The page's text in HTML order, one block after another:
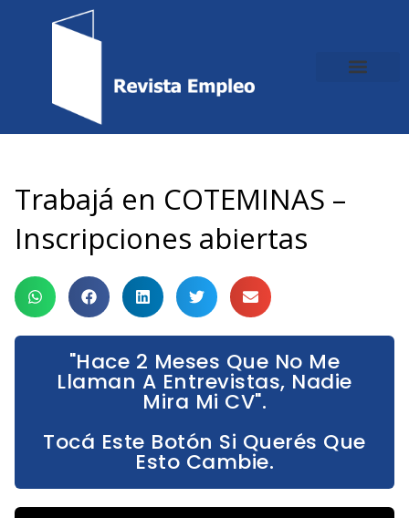
Trabajá en COTEMINAS –
Inscripciones abiertas
"Hace 2 Meses Que No Me
Llaman A Entrevistas, Nadie
Mira Mi CV".
Tocá Este Botón Si Querés Que
Esto Cambie.